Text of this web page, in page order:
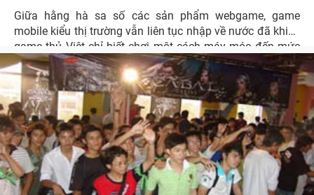
Giữa hằng hà sa số các sản phẩm webgame, game
mobile kiểu thị trường vẫn liên tục nhập về nước đã khiến
game thủ Việt chỉ biết chơi một cách máy móc đến mức
chẳng còn nhớ nổi tựa game mình vừa chơi 30 phút trước
là gì. Và thông tin Cabal quay trở lại làng game Việt đủ để
những con mắt đờ đẫn này phải tỉnh rụi, ngóng trông.